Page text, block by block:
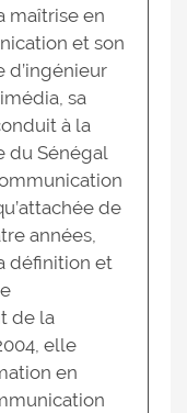
maîtrise en
et son
d’ingénieur
sa
à la
du Sénégal
de
années,
définition et
de la
elle
en